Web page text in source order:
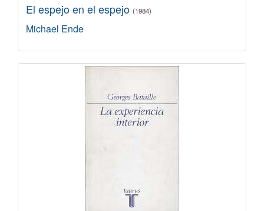
El espejo en el espejo (1984)
Michael Ende